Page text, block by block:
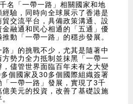
名「一帶一路」相關國家和地
驗，同時向全球展示了香港是
貿交流平台，具備政策溝通、設
融通和民心相通的「五通」優
動「一帶一路」的穩步發展。
」的挑戰不少，尤其是隨著中
勢力全力抵制並抹黑「一帶一
儘管世界面臨百年未有之大變
個國家及30多個國際組織簽署
一帶一路」發展，實現了3千
美元的投資，改善了基礎設施